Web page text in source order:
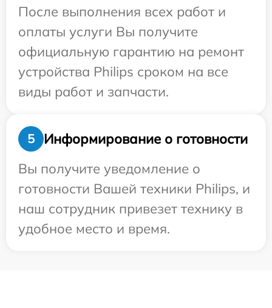
После выполнения всех работ и
оплаты услуги Вы получите
официальную гарантию на ремонт
устройства Philips сроком на все
виды работ и запчасти.
5
Информирование о готовности
Вы получите уведомление о
готовности Вашей техники Philips, и
наш сотрудник привезет технику в
удобное место и время.